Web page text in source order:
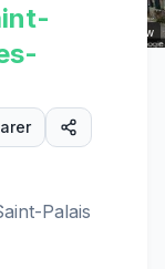
Street View
Palais